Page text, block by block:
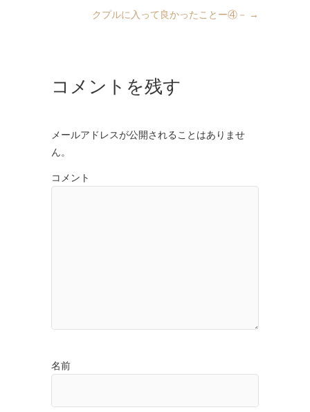
クプルに入って良かったことー④－ →
コメントを残す
メールアドレスが公開されることはありませ
ん。
コメント
名前